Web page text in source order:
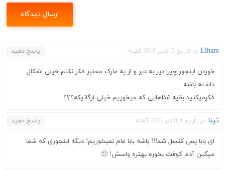
Elham در تاریخ 5 اکتبر 2013 گفته : پاسخ دهید
خوردن اینجور چیزا دیر به دیر و از یه مارک معتبر فکر نکنم خیلی اشکال
داشته باشه.
فکرمیکنید بقیه غذاهایی که میخوریم خیلی ارگانیکه؟؟؟
تینا در تاریخ 4 اکتبر 2013 گفته : پاسخ دهید
ای بابا پس کنسل شد!!! باشه بابا مام نمیخوریم! دیگه اینجوری که شما
میگین آدم کوفت بخوره بهتره واسش! 🙁